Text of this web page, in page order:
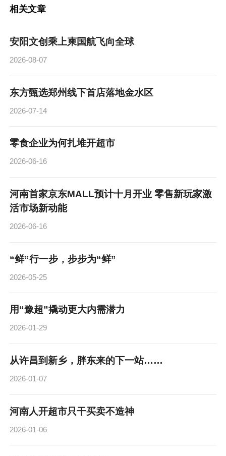
相关文章
安阳文创乘上柬国航飞向全球
2026-08-07
东方甄选郑州线下首店落地金水区
2026-07-14
零食企业为何扎堆开超市
2026-06-16
河南首家京东MALL预计十月开业 零售新玩家激
活市场新动能
2026-06-16
“鲜”行一步，步步为“鲜”
2026-05-25
用“豫超”撬动更大内需潜力
2026-01-29
从许昌到新乡，胖东来的下一站……
2026-01-07
河南人开超市只干买卖不造神
2026-01-06